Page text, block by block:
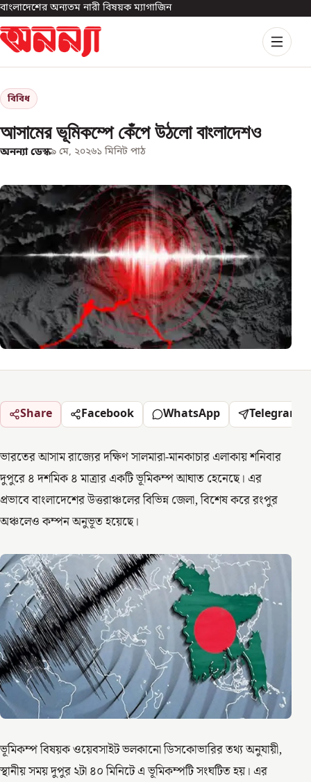
বাংলাদেশের অন্যতম নারী বিষয়ক ম্যাগাজিন
বিবিধ
আসামের ভূমিকম্পে কেঁপে উঠলো বাংলাদেশও
অনন্যা ডেস্ক৯ মে, ২০২৬১ মিনিট পাঠ
Share Facebook WhatsApp Telegram
ভারতের আসাম রাজ্যের দক্ষিণ সালমারা-মানকাচার এলাকায় শনিবার
দুপুরে ৪ দশমিক ৪ মাত্রার একটি ভূমিকম্প আঘাত হেনেছে। এর
প্রভাবে বাংলাদেশের উত্তরাঞ্চলের বিভিন্ন জেলা, বিশেষ করে রংপুর
অঞ্চলেও কম্পন অনুভূত হয়েছে।
ভূমিকম্প বিষয়ক ওয়েবসাইট ভলকানো ডিসকোভারির তথ্য অনুযায়ী,
স্থানীয় সময় দুপুর ২টা ৪০ মিনিটে এ ভূমিকম্পটি সংঘটিত হয়। এর